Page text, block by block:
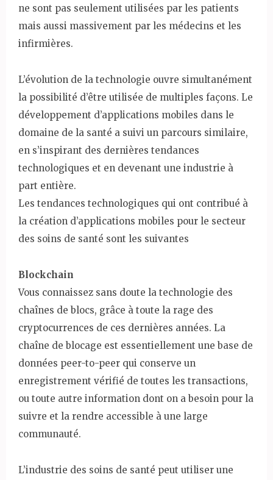
ne sont pas seulement utilisées par les patients
mais aussi massivement par les médecins et les
infirmières.
L’évolution de la technologie ouvre simultanément
la possibilité d’être utilisée de multiples façons. Le
développement d’applications mobiles dans le
domaine de la santé a suivi un parcours similaire,
en s’inspirant des dernières tendances
technologiques et en devenant une industrie à
part entière.
Les tendances technologiques qui ont contribué à
la création d’applications mobiles pour le secteur
des soins de santé sont les suivantes
Blockchain
Vous connaissez sans doute la technologie des
chaînes de blocs, grâce à toute la rage des
cryptocurrences de ces dernières années. La
chaîne de blocage est essentiellement une base de
données peer-to-peer qui conserve un
enregistrement vérifié de toutes les transactions,
ou toute autre information dont on a besoin pour la
suivre et la rendre accessible à une large
communauté.
L’industrie des soins de santé peut utiliser une